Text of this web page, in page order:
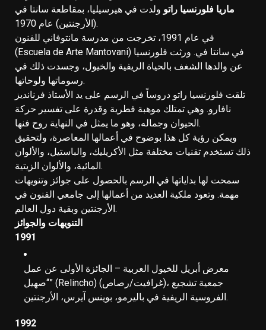
ماريا فلورنسيا راتو ولدت في هيرسيليا، بمقاطعة سانتا في
(الأرجنتين) عام 1970.
في عام 1991، تخرجت من مدرسة مانتوفاني للفنون
(Escuela de Arte Mantovani) في سانتا في. ورثت فلورنسيا
عن والدها الشغف بالحياة الريفية والخيول، وجسدت ذلك في
رسوماتها ولوحاتها.
تلقت فلورنسيا راتو دروساً في الرسم على يد الأستاذ فرنانديز
نافارو. وهي تمتلك موهبة فطرية وقدرة على تفسير حركة
الحيوان وجماله، وهو ما يمثل في النهاية روح فنها.
ويمكن رؤية كل هذا بوضوح في أعمالها المعاصرة، ولتحقيق
ذلك تستخدم تقنيات مختلفة مثل الأكريليك، والباستيل، والألوان
المائية، والألوان الزيتية.
سمحت لها بداياتها في الرسم بالحصول على جوائز وتنويهات
مهمة. وتعود ملكية العديد من أعمالها إلى جامعي الفنون في
الأرجنتين وبقية دول العالم.
التنويهات والجوائز
1991
معرض أبريل للخيول العربية – الجائزة الأولى عن عمل
“صهيل” (Relincho) (غرافيت/رصاص)، جمعية تشجيع
الفروسية الريفية في باليرمو، بوينس آيرس، الأرجنتين.
1992